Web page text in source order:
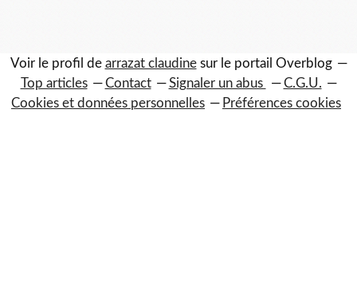
Voir le profil de arrazat claudinesur le portail Overblog
Top articles
Contact Signaler un abus
C.G.U.
Cookies et données personnelles
Préférences cookies